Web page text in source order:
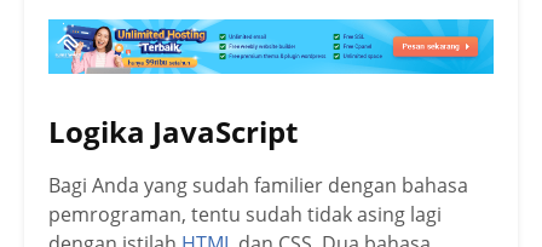
Logika JavaScript
Bagi Anda yang sudah familier dengan bahasa
pemrograman, tentu sudah tidak asing lagi